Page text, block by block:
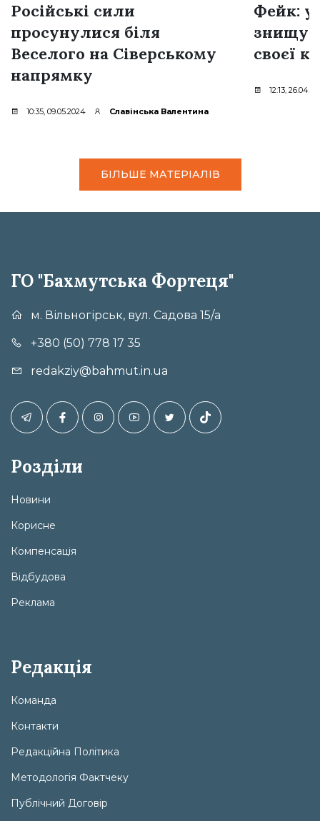
Російські сили
просунулися біля
Веселого на Сіверському
напрямку
10:35, 09.05.2024 Славінська Валентина
Фейк:
своєї
12:13,
БІЛЬШЕ МАТЕРІАЛІВ
ГО "Бахмутська Фортеця"
м. Вільногірськ, вул. Садова 15/а
+380 (50) 778 17 35
redakziy@bahmut.in.ua
Розділи
Новини
Корисне
Компенсація
Відбудова
Реклама
Редакція
Команда
Контакти
Редакційна Політика
Методологія Фактчеку
Публічний Договір